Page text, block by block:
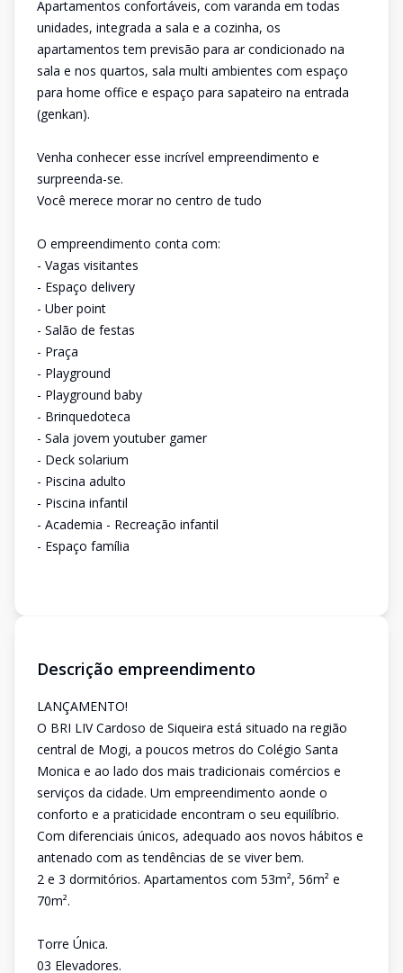
Apartamentos confortáveis, com varanda em todas
unidades, integrada a sala e a cozinha, os
apartamentos tem previsão para ar condicionado na
sala e nos quartos, sala multi ambientes com espaço
para home office e espaço para sapateiro na entrada
(genkan).
Venha conhecer esse incrível empreendimento e
surpreenda-se.
Você merece morar no centro de tudo
O empreendimento conta com:
- Vagas visitantes
- Espaço delivery
- Uber point
- Salão de festas
- Praça
- Playground
- Playground baby
- Brinquedoteca
- Sala jovem youtuber gamer
- Deck solarium
- Piscina adulto
- Piscina infantil
- Academia - Recreação infantil
- Espaço família
Descrição empreendimento
LANÇAMENTO!
O BRI LIV Cardoso de Siqueira está situado na região
central de Mogi, a poucos metros do Colégio Santa
Monica e ao lado dos mais tradicionais comércios e
serviços da cidade. Um empreendimento aonde o
conforto e a praticidade encontram o seu equilíbrio.
Com diferenciais únicos, adequado aos novos hábitos e
antenado com as tendências de se viver bem.
2 e 3 dormitórios. Apartamentos com 53m², 56m² e
70m².
Torre Única.
03 Elevadores.